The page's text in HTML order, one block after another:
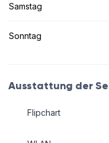
Samstag
Sonntag
Ausstattung der
Flipchart